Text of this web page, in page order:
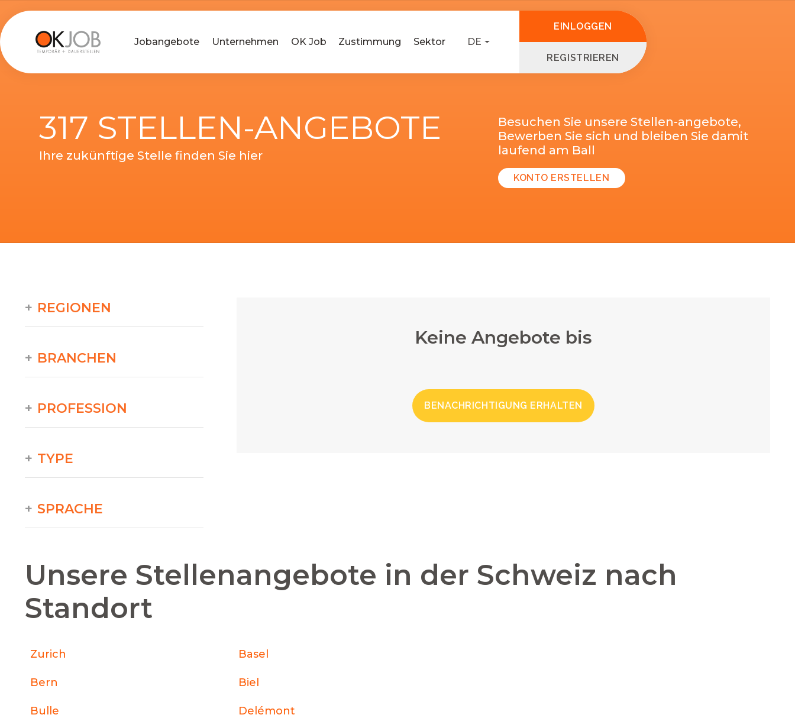
Jobangebote Unternehmen OK Job Zustimmung Sektor DE
EINLOGGEN
REGISTRIEREN
317 STELLEN-ANGEBOTE
Ihre zukünftige Stelle finden Sie hier
Besuchen Sie unsere Stellen-angebote,
Bewerben Sie sich und bleiben Sie damit
laufend am Ball
KONTO ERSTELLEN
Keine Angebote bis
BENACHRICHTIGUNG ERHALTEN
REGIONEN
BRANCHEN
PROFESSION
TYPE
SPRACHE
Unsere Stellenangebote in der Schweiz nach
Standort
Zurich Basel
Bern Biel
Bulle Delémont